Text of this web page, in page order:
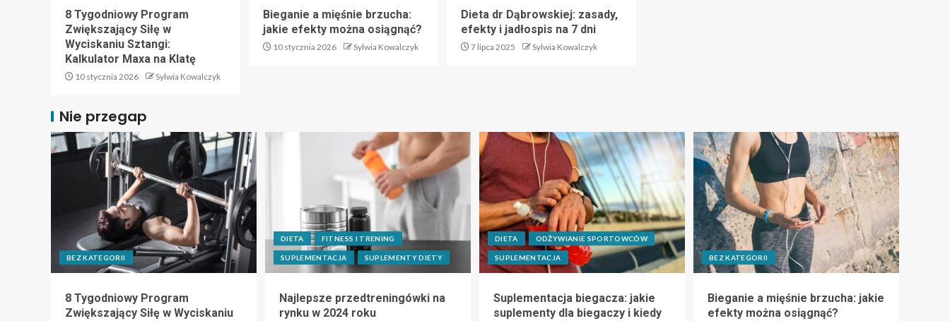
8 Tygodniowy Program
Zwiększający Siłę w
Wyciskaniu Sztangi:
Kalkulator Maxa na Klatę
10 stycznia 2026 Sylwia Kowalczyk
Bieganie a mięśnie brzucha:
jakie efekty można osiągnąć?
10 stycznia 2026 Sylwia Kowalczyk
Dieta dr Dąbrowskiej: zasady,
efekty i jadłospis na 7 dni
7 lipca 2025 Sylwia Kowalczyk
Nie przegap
BEZ KATEGORII
8 Tygodniowy Program
Zwiększający Siłę w Wyciskaniu
DIETA FITNESS I TRENING
SUPLEMENTACJA SUPLEMENTY DIETY
Najlepsze przedtreningówki na
rynku w 2024 roku
DIETA ODŻYWIANIE SPORTOWCÓW
SUPLEMENTACJA
Suplementacja biegacza: jakie
suplementy dla biegaczy i kiedy
BEZ KATEGORII
Bieganie a mięśnie brzucha: jakie
efekty można osiągnąć?